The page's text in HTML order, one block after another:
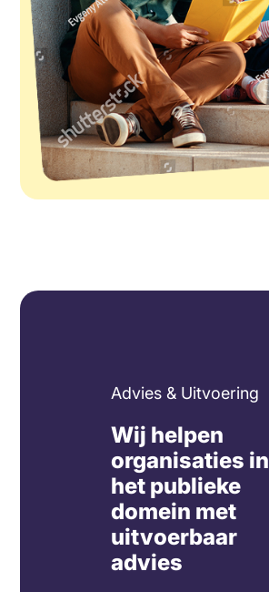
Advies & Uitvoering
Wij helpen
organisaties in
het publieke
domein met
uitvoerbaar
advies